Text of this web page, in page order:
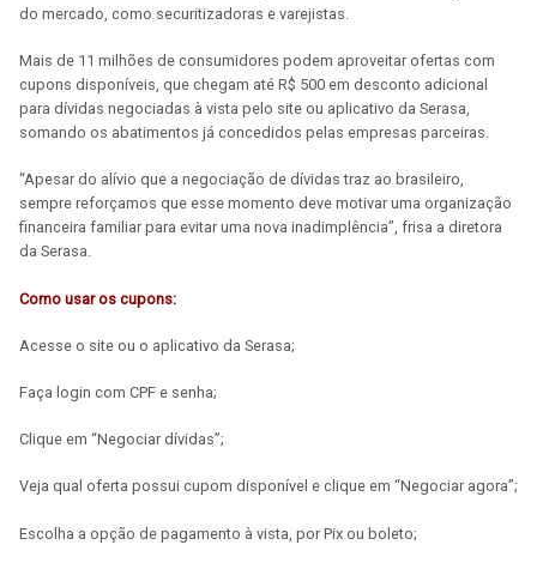
do mercado, como securitizadoras e varejistas.
Mais de 11 milhões de consumidores podem aproveitar ofertas com
cupons disponíveis, que chegam até R$ 500 em desconto adicional
para dívidas negociadas à vista pelo site ou aplicativo da Serasa,
somando os abatimentos já concedidos pelas empresas parceiras.
“Apesar do alívio que a negociação de dívidas traz ao brasileiro,
sempre reforçamos que esse momento deve motivar uma organização
financeira familiar para evitar uma nova inadimplência”, frisa a diretora
da Serasa.
Como usar os cupons:
Acesse o site ou o aplicativo da Serasa;
Faça login com CPF e senha;
Clique em “Negociar dívidas”;
Veja qual oferta possui cupom disponível e clique em “Negociar agora”;
Escolha a opção de pagamento à vista, por Pix ou boleto;